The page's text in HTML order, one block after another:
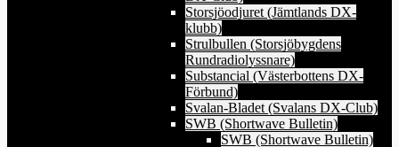
Storsjöodjuret (Jämtlands DX-
klubb)
Strulbullen (Storsjöbygdens
Rundradiolyssnare)
Substancial (Västerbottens DX-
Förbund)
Svalan-Bladet (Svalans DX-Club)
SWB (Shortwave Bulletin)
SWB (Shortwave Bulletin)